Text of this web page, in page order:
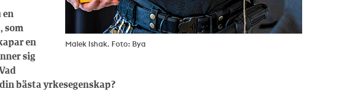
Malek Ishak. Foto: Bya
en
som
en
sig
bästa yrkesegenskap?